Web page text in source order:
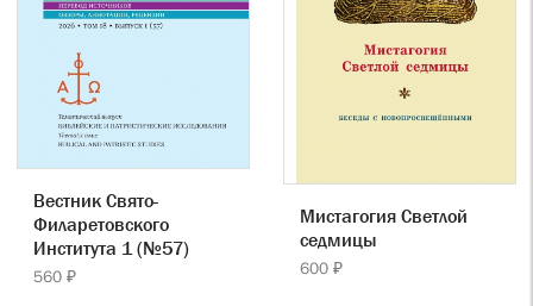
Вестник Свято-
Филаретовского
Института 1 (№57)
560 ₽
Мистагогия Светлой
седмицы
600 ₽